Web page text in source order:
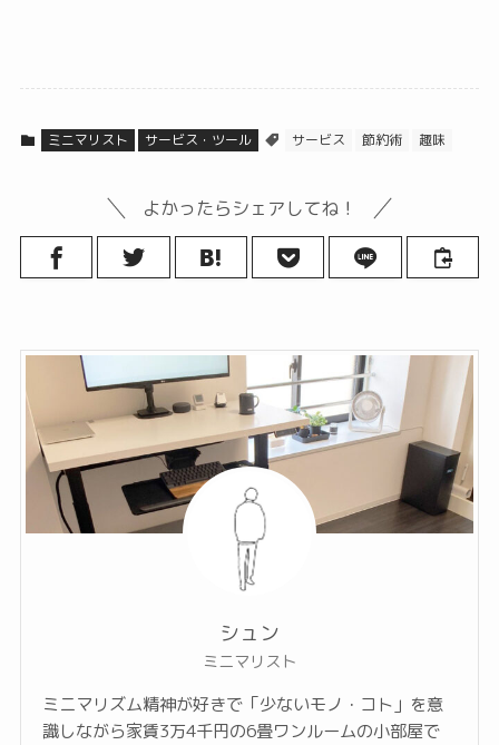
ミニマリスト サービス・ツール サービス 節約術 趣味
よかったらシェアしてね！
シュン
ミニマリスト
ミニマリズム精神が好きで「少ないモノ・コト」を意
識しながら家賃3万4千円の6畳ワンルームの小部屋で